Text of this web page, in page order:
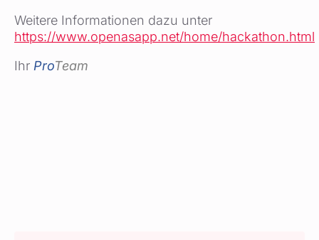
Weitere Informationen dazu unter
https://www.openasapp.net/home/hackathon.html
Ihr ProTeam